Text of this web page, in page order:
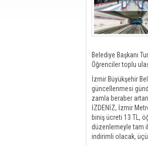
Belediye Başkanı
Öğrenciler toplu
İzmir Büyükşehir
güncellenmesi
zamla beraber
İZDENİZ, İzmir
biniş ücreti 13 TL,
düzenlemeyle tam
indirimli olacak,